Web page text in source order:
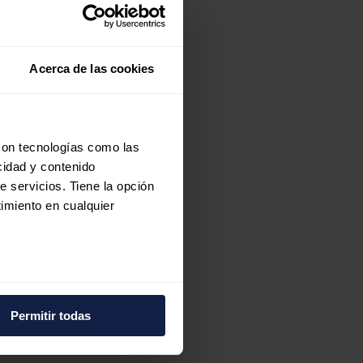
Acerca de las cookies
tecnologías como las
y contenido
servicios. Tiene la opción
en cualquier
Permitir todas